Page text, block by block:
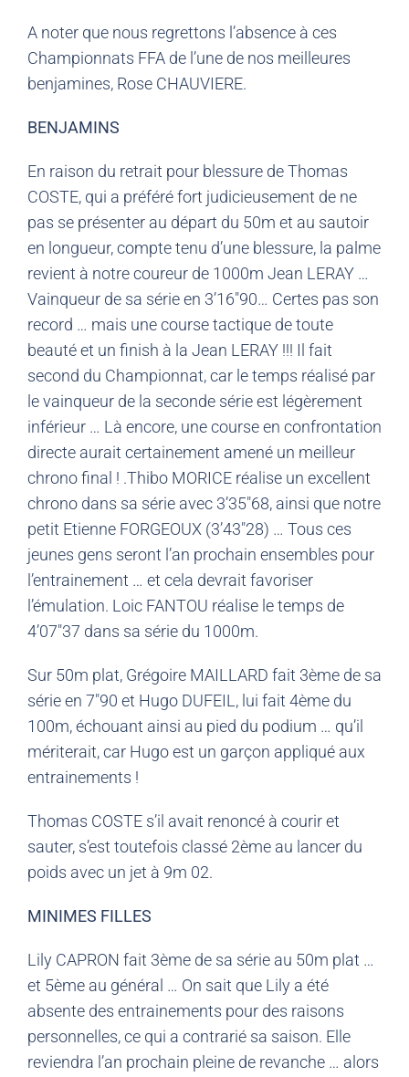
A noter que nous regrettons l’absence à ces
Championnats FFA de l’une de nos meilleures
benjamines, Rose CHAUVIERE.
BENJAMINS
En raison du retrait pour blessure de Thomas
COSTE, qui a préféré fort judicieusement de ne
pas se présenter au départ du 50m et au sautoir
en longueur, compte tenu d’une blessure, la palme
revient à notre coureur de 1000m Jean LERAY …
Vainqueur de sa série en 3’16″90… Certes pas son
record … mais une course tactique de toute
beauté et un finish à la Jean LERAY !!! Il fait
second du Championnat, car le temps réalisé par
le vainqueur de la seconde série est légèrement
inférieur … Là encore, une course en confrontation
directe aurait certainement amené un meilleur
chrono final ! .Thibo MORICE réalise un excellent
chrono dans sa série avec 3’35″68, ainsi que notre
petit Etienne FORGEOUX (3’43″28) … Tous ces
jeunes gens seront l’an prochain ensembles pour
l’entrainement … et cela devrait favoriser
l’émulation. Loic FANTOU réalise le temps de
4’07″37 dans sa série du 1000m.
Sur 50m plat, Grégoire MAILLARD fait 3ème de sa
série en 7″90 et Hugo DUFEIL, lui fait 4ème du
100m, échouant ainsi au pied du podium … qu’il
mériterait, car Hugo est un garçon appliqué aux
entrainements !
Thomas COSTE s’il avait renoncé à courir et
sauter, s’est toutefois classé 2ème au lancer du
poids avec un jet à 9m 02.
MINIMES FILLES
Lily CAPRON fait 3ème de sa série au 50m plat …
et 5ème au général … On sait que Lily a été
absente des entrainements pour des raisons
personnelles, ce qui a contrarié sa saison. Elle
reviendra l’an prochain pleine de revanche … alors